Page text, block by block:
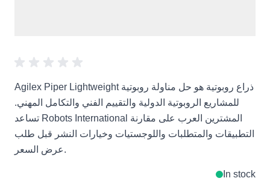
Agilex Piper Lightweight ذراع روبوتية هو حل مناولة روبوتية
للمشاريع الروبوتية الدولية والتقييم الفني والتكامل المهني.
تساعد Robots International المشترين العرب على مقارنة
التطبيقات والمتطلبات واللوجستيات وخيارات النشر قبل طلب
عرض السعر.
In stock